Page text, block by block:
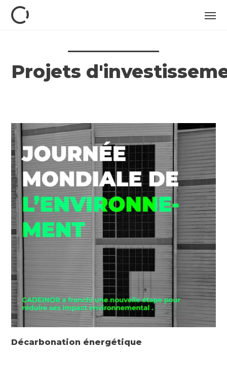
Projets
Décarbonation énergétique